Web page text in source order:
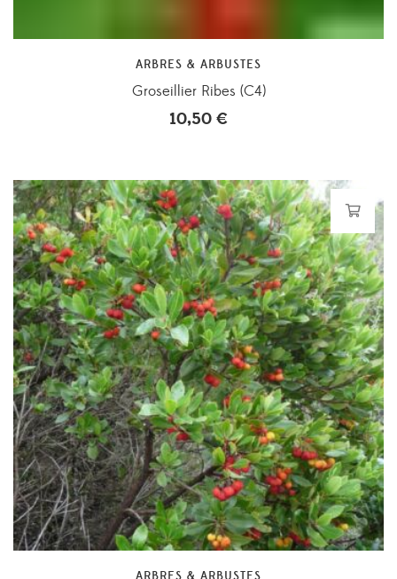
ARBRES & ARBUSTES
Groseillier Ribes (C4)
10,50 €